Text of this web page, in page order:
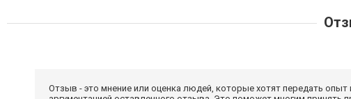
Отзыв - это мнение или оценка людей, которые хотят передать